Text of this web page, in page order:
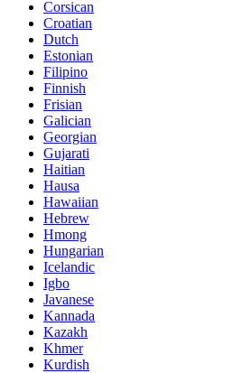
Corsican
Croatian
Dutch
Estonian
Filipino
Finnish
Frisian
Galician
Georgian
Gujarati
Haitian
Hausa
Hawaiian
Hebrew
Hmong
Hungarian
Icelandic
Igbo
Javanese
Kannada
Kazakh
Khmer
Kurdish